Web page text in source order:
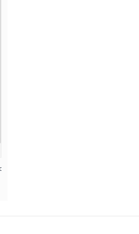
Max Kilman #3 Tredjedraktsett
2025-26 Kortermet